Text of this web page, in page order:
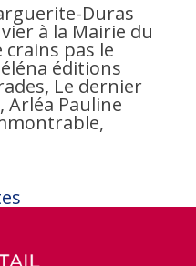
Duras
à la Mairie du
crains pas le
éditions
Le dernier
Arléa Pauline